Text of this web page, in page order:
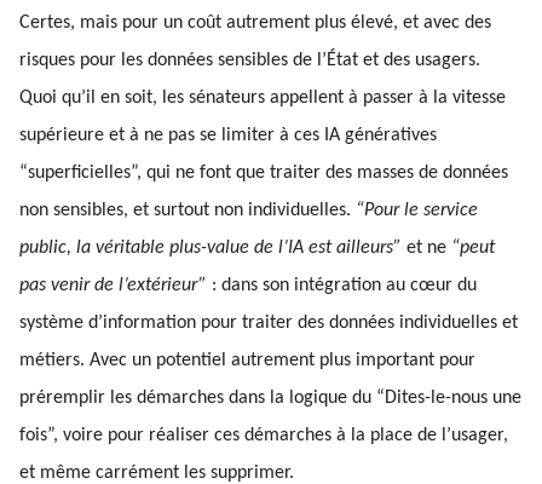
Certes, mais pour un coût autrement plus élevé, et avec des
risques pour les données sensibles de l’État et des usagers.
Quoi qu’il en soit, les sénateurs appellent à passer à la vitesse
supérieure et à ne pas se limiter à ces IA génératives
“superficielles”, qui ne font que traiter des masses de données
non sensibles, et surtout non individuelles. “Pour le service
public, la véritable plus-value de l’IA est ailleurs” et ne “peut
pas venir de l’extérieur” : dans son intégration au cœur du
système d’information pour traiter des données individuelles et
métiers. Avec un potentiel autrement plus important pour
préremplir les démarches dans la logique du “Dites-le-nous une
fois”, voire pour réaliser ces démarches à la place de l’usager,
et même carrément les supprimer.